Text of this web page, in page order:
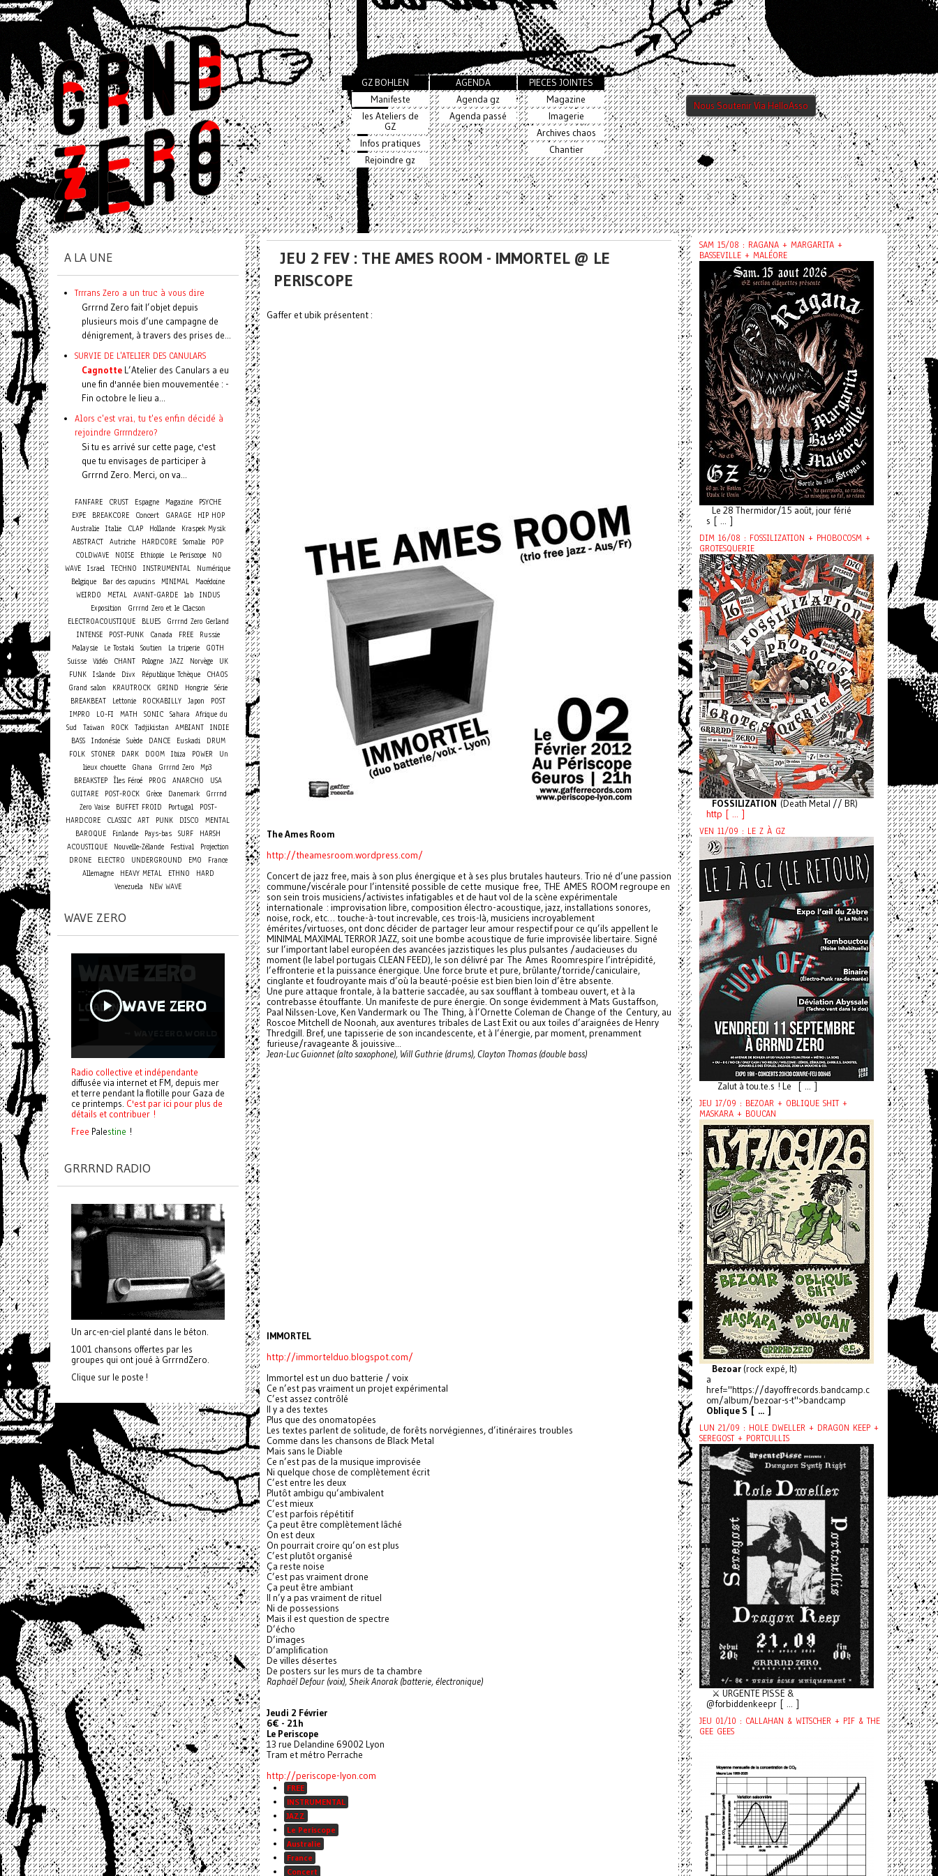
GZ BOHLEN
Manifeste
les Ateliers de
GZ
Infos pratiques
Rejoindre gz
AGENDA
Agenda gz
Agenda passé
PIECES JOINTES
Magazine
Imagerie
Archives chaos
Chantier
Nous Soutenir Via HelloAsso
JEU 2 FEV : THE AMES ROOM - IMMORTEL @ LE
PERISCOPE
Gaffer et ubik présentent :
The Ames Room
http://theamesroom.wordpress.com/
Concert de jazz free, mais à son plus énergique et à ses plus brutales hauteurs. Trio né d’une passion
commune/viscérale pour l’intensité possible de cette musique free, THE AMES ROOM regroupe en
son sein trois musiciens/activistes infatigables et de haut vol de la scène expérimentale
internationale : improvisation libre, composition électro-acoustique, jazz, installations sonores,
noise, rock, etc… touche-à-tout increvable, ces trois-là, musiciens incroyablement
émérites/virtuoses, ont donc décider de partager leur amour respectif pour ce qu’ils appellent le
MINIMAL MAXIMAL TERROR JAZZ, soit une bombe acoustique de furie improvisée libertaire. Signé
sur l’important label européen des avancées jazzistiques les plus pulsantes /audacieuses du
moment (le label portugais CLEAN FEED), le son délivré par The Ames Roomrespire l’intrépidité,
l’effronterie et la puissance énergique. Une force brute et pure, brûlante/torride/caniculaire,
cinglante et foudroyante mais d’où la beauté-poésie est bien bien loin d’être absente.
Une pure attaque frontale, à la batterie saccadée, au sax soufflant à tombeau ouvert, et à la
contrebasse étouffante. Un manifeste de pure énergie. On songe évidemment à Mats Gustaffson,
Paal Nilssen-Love, Ken Vandermark ou The Thing, à l’Ornette Coleman de Change of the Century, au
Roscoe Mitchell de Noonah, aux aventures tribales de Last Exit ou aux toiles d’araignées de Henry
Thredgill. Bref, une tapisserie de son incandescente, et à l’énergie, par moment, prenamment
furieuse/ravageante & jouissive...
Jean-Luc Guionnet (alto saxophone), Will Guthrie (drums), Clayton Thomas (double bass)
IMMORTEL
http://immortelduo.blogspot.com/
Immortel est un duo batterie / voix
Ce n’est pas vraiment un projet expérimental
C’est assez contrôlé
Il y a des textes
Plus que des onomatopées
Les textes parlent de solitude, de forêts norvégiennes, d’itinéraires troubles
Comme dans les chansons de Black Metal
Mais sans le Diable
Ce n’est pas de la musique improvisée
Ni quelque chose de complètement écrit
C’est entre les deux
Plutôt ambigu qu’ambivalent
C’est mieux
C’est parfois répétitif
Ça peut être complètement lâché
On est deux
On pourrait croire qu’on est plus
C’est plutôt organisé
Ça reste noise
C’est pas vraiment drone
Ça peut être ambiant
Il n’y a pas vraiment de rituel
Ni de possessions
Mais il est question de spectre
D’écho
D’images
D’amplification
De villes désertes
De posters sur les murs de ta chambre
Raphaël Defour (voix), Sheik Anorak (batterie, électronique)
Jeudi 2 Février
6€ - 21h
Le Periscope
13 rue Delandine 69002 Lyon
Tram et métro Perrache
http://periscope-lyon.com
FREE
INSTRUMENTAL
JAZZ
Le Periscope
Australie
France
Concert
A LA UNE
Trrrans Zero a un truc à vous dire
Grrrnd Zero fait l’objet depuis
plusieurs mois d’une campagne de
dénigrement, à travers des prises de...
SURVIE DE L'ATELIER DES CANULARS
Cagnotte L’Atelier des Canulars a eu
une fin d'année bien mouvementée : -
Fin octobre le lieu a...
Alors c'est vrai, tu t'es enfin décidé à
rejoindre Grrrndzero?
Si tu es arrivé sur cette page, c'est
que tu envisages de participer à
Grrrnd Zero. Merci, on va...
FANFARE CRUST Espagne Magazine
PSYCHE
EXPE
BREAKCORE Concert GARAGE
HIP HOP
Australie
Italie CLAP Hollande
Kraspek Mysik
ABSTRACT Autriche HARDCORE Somalie
POP
COLDWAVE
NOISE Ethiopie Le Periscope
NO
WAVE
Israel TECHNO INSTRUMENTAL
Numérique
Belgique
Bar des capucins MINIMAL Macédoine
WEIRDO
METAL AVANT-GARDE lab INDUS
Exposition
Grrrnd Zero et le Clacson
ELECTROACOUSTIQUE
BLUES
Grrrnd Zero Gerland
INTENSE
POST-PUNK Canada FREE
Russie
Malaysie
Le Tostaki Soutien La triperie
GOTH
Suisse Vidéo CHANT Pologne JAZZ Norvège
UK
FUNK
Islande Divx République Tchèque
CHAOS
Grand salon
KRAUTROCK GRIND Hongrie Série
BREAKBEAT
Lettonie ROCKABILLY Japon
POST
IMPRO
LO-FI MATH SONIC Sahara Afrique du
Sud
Taiwan ROCK Tadjikistan AMBIANT
INDIE
BASS
Indonésie Suède DANCE Euskadi
DRUM
FOLK STONER DARK DOOM Ibiza POWER
Un
lieux chouette
Ghana Grrrnd Zero Mp3
BREAKSTEP Îles Féroé PROG ANARCHO
USA
GUITARE
POST-ROCK Grèce Danemark
Grrrnd
Zero Vaise
BUFFET FROID Portugal
POST-
HARDCORE
CLASSIC ART PUNK DISCO
MENTAL
BAROQUE
Finlande Pays-bas SURF
HARSH
ACOUSTIQUE
Nouvelle-Zélande Festival
Projection
DRONE
ELECTRO UNDERGROUND EMO
France
Allemagne
HEAVY METAL ETHNO
HARD
Venezuela
NEW WAVE
WAVE ZERO
Radio collective et indépendante
diffusée via internet et FM, depuis mer
et terre pendant la flotille pour Gaza de
ce printemps. C'est par ici pour plus de
détails et contribuer !
Free Palestine !
GRRRND RADIO
Un arc-en-ciel planté dans le béton.
1001 chansons offertes par les
groupes qui ont joué à GrrrndZero.
Clique sur le poste !
SAM 15/08 : RAGANA + MARGARITA +
BASSEVILLE + MALÉORE
Le 28 Thermidor/15 août, jour férié
s [ ... ]
DIM 16/08 : FOSSILIZATION + PHOBOCOSM +
GROTESQUERIE
FOSSILIZATION (Death Metal // BR)
http [ ... ]
VEN 11/09 : LE Z À GZ
Zalut à tou.te.s ! Le [ ... ]
JEU 17/09 : BEZOAR + OBLIQUE SHIT +
MASKARA + BOUCAN
Bezoar (rock expé, It)
a
href="https://dayoffrecords.bandcamp.c
om/album/bezoar-s-t">bandcamp
Oblique S [ ... ]
LUN 21/09 : HOLE DWELLER + DRAGON KEEP +
SEREGOST + PORTCULLIS
⚔️ URGENTE PISSE &
@forbiddenkeepr [ ... ]
JEU 01/10 : CALLAHAN & WITSCHER + PIF & THE
GEE GEES